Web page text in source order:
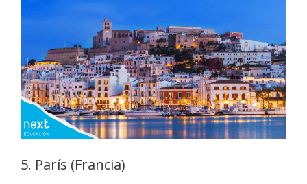
5. París (Francia)